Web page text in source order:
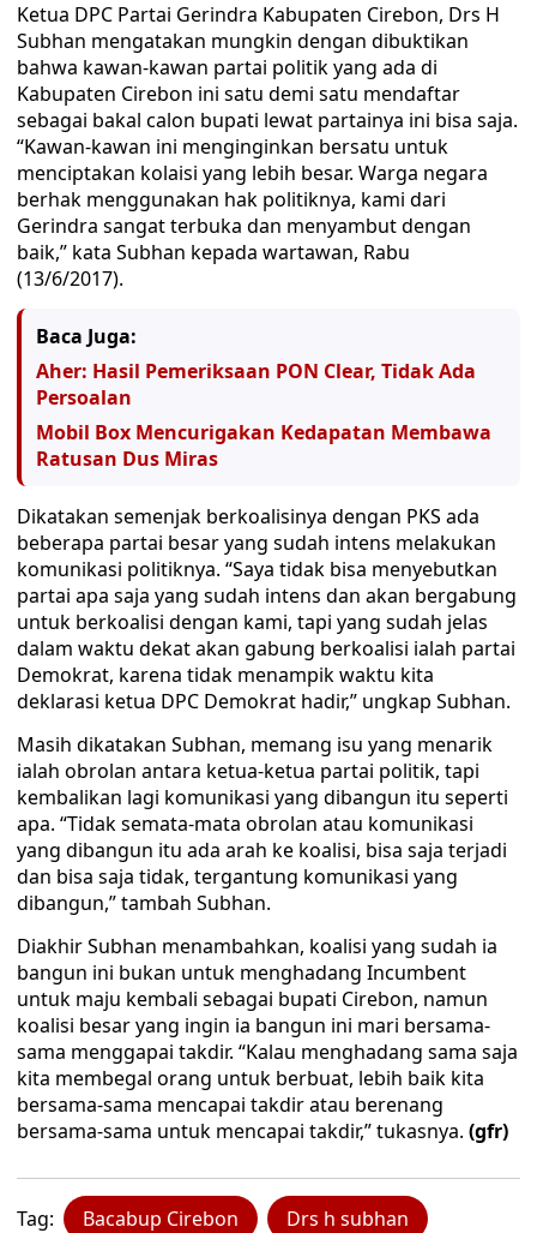
Ketua DPC Partai Gerindra Kabupaten Cirebon, Drs H
Subhan mengatakan mungkin dengan dibuktikan
bahwa kawan-kawan partai politik yang ada di
Kabupaten Cirebon ini satu demi satu mendaftar
sebagai bakal calon bupati lewat partainya ini bisa saja.
“Kawan-kawan ini menginginkan bersatu untuk
menciptakan kolaisi yang lebih besar. Warga negara
berhak menggunakan hak politiknya, kami dari
Gerindra sangat terbuka dan menyambut dengan
baik,” kata Subhan kepada wartawan, Rabu
(13/6/2017).
Baca Juga:
Aher: Hasil Pemeriksaan PON Clear, Tidak Ada
Persoalan
Mobil Box Mencurigakan Kedapatan Membawa
Ratusan Dus Miras
Dikatakan semenjak berkoalisinya dengan PKS ada
beberapa partai besar yang sudah intens melakukan
komunikasi politiknya. “Saya tidak bisa menyebutkan
partai apa saja yang sudah intens dan akan bergabung
untuk berkoalisi dengan kami, tapi yang sudah jelas
dalam waktu dekat akan gabung berkoalisi ialah partai
Demokrat, karena tidak menampik waktu kita
deklarasi ketua DPC Demokrat hadir,” ungkap Subhan.
Masih dikatakan Subhan, memang isu yang menarik
ialah obrolan antara ketua-ketua partai politik, tapi
kembalikan lagi komunikasi yang dibangun itu seperti
apa. “Tidak semata-mata obrolan atau komunikasi
yang dibangun itu ada arah ke koalisi, bisa saja terjadi
dan bisa saja tidak, tergantung komunikasi yang
dibangun,” tambah Subhan.
Diakhir Subhan menambahkan, koalisi yang sudah ia
bangun ini bukan untuk menghadang Incumbent
untuk maju kembali sebagai bupati Cirebon, namun
koalisi besar yang ingin ia bangun ini mari bersama-
sama menggapai takdir. “Kalau menghadang sama saja
kita membegal orang untuk berbuat, lebih baik kita
bersama-sama mencapai takdir atau berenang
bersama-sama untuk mencapai takdir,” tukasnya. (gfr)
Tag: Bacabup Cirebon Drs h subhan